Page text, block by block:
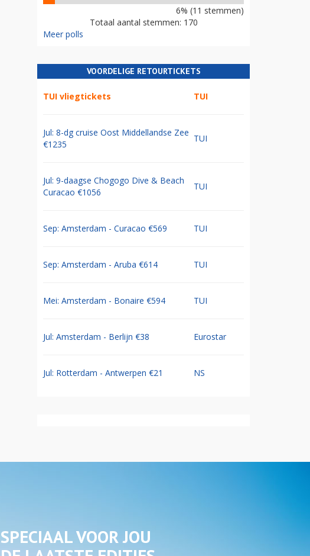
6% (11 stemmen)
Totaal aantal stemmen: 170
Meer polls
VOORDELIGE RETOURTICKETS
TUI vliegtickets TUI
Jul: 8-dg cruise Oost Middellandse Zee
€1235
TUI
Jul: 9-daagse Chogogo Dive & Beach
Curacao €1056
TUI
Sep: Amsterdam - Curacao €569 TUI
Sep: Amsterdam - Aruba €614 TUI
Mei: Amsterdam - Bonaire €594 TUI
Jul: Amsterdam - Berlijn €38 Eurostar
Jul: Rotterdam - Antwerpen €21 NS
SPECIAAL VOOR JOU